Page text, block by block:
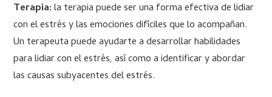
Terapia:la terapia puede ser una forma efectiva de lidiar
con el estrés y las emociones difíciles que lo acompañan.
Un terapeuta puede ayudarte a desarrollar habilidades
para lidiar con el estrés, así como a identificar y abordar
las causas subyacentes del estrés.